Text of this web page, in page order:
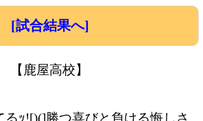
[試合結果へ]
【鹿屋高校】
るｯ![)(]勝つ喜びと負ける悔しさ